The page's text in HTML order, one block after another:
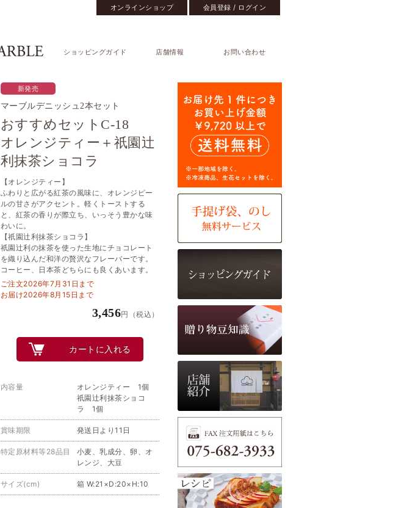
オンラインショップ 会員登録 / ログイン
ショッピングガイド 店舗情報 お問い合わせ
新発売
マーブルデニッシュ2本セット
おすすめセットC-18
オレンジティー＋祇園辻
利抹茶ショコラ
【オレンジティー】
ふわりと広がる紅茶の風味に、オレンジピー
ルの甘さがアクセント。軽くトーストする
と、紅茶の香りが際立ち、いっそう豊かな味
わいに。
【祇園辻利抹茶ショコラ】
祇園辻利の抹茶を使った生地にチョコレート
を織り込んだ和洋の贅沢なフレーバーです。
コーヒー、日本茶どちらにも良くあいます。
ご注文2026年7月31日まで
お届け2026年8月15日まで
3,456円（税込）
カートに入れる
内容量
オレンジティー 1個
祇園辻利抹茶ショコ
ラ 1個
賞味期限 発送日より11日
特定原材料等28品目
小麦、乳成分、卵、オ
レンジ、大豆
サイズ(cm) 箱 W:21×D:20×H:10